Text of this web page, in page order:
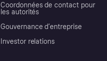
Coordonnées de contact pour
les autorités
Gouvernance d’entreprise
Investor relations